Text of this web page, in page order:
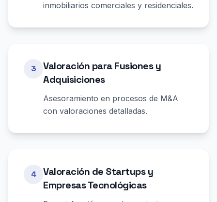
inmobiliarios comerciales y residenciales.
3
Valoración para Fusiones y
Adquisiciones
Asesoramiento en procesos de M&A
con valoraciones detalladas.
4
Valoración de Startups y
Empresas Tecnológicas